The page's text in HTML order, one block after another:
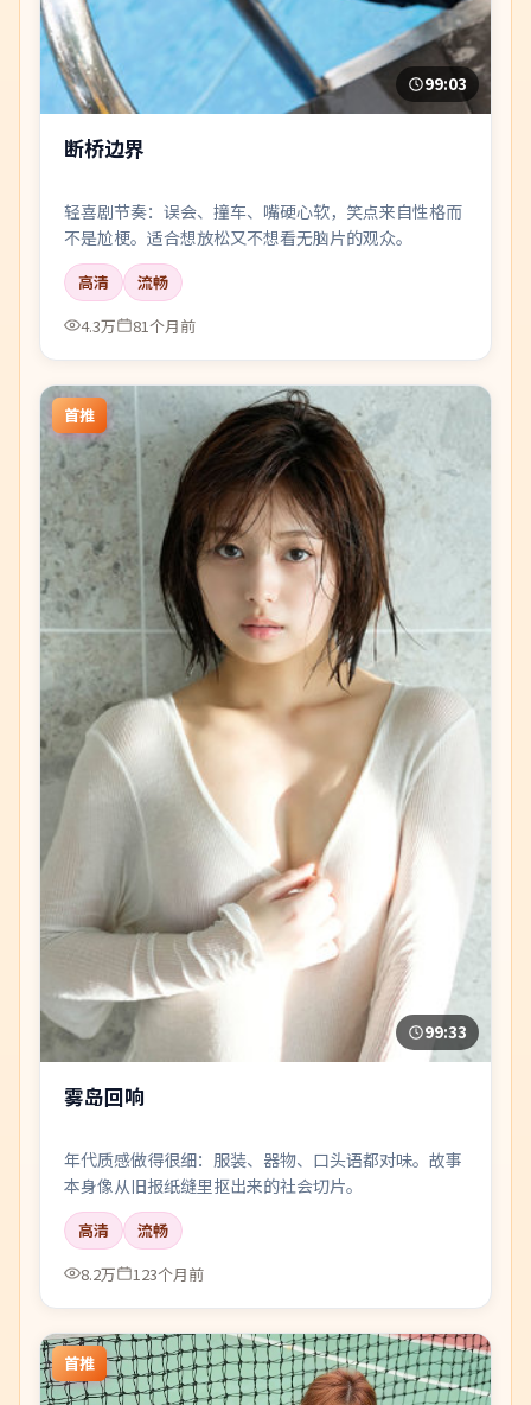
99:03
断桥边界
轻喜剧节奏：误会、撞车、嘴硬心软，笑点来自性格而
不是尬梗。适合想放松又不想看无脑片的观众。
高清
流畅
4.3万
81个月前
首推
99:33
雾岛回响
年代质感做得很细：服装、器物、口头语都对味。故事
本身像从旧报纸缝里抠出来的社会切片。
高清
流畅
8.2万
123个月前
首推